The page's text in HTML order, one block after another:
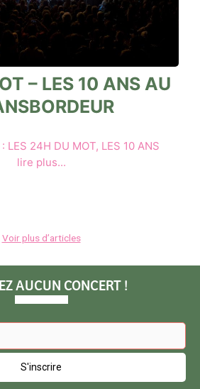
– LES 10 ANS AU
LES 24H DU MOT, LES 10 ANS
lire plus...
Voir plus d’articles
AUCUN CONCERT !